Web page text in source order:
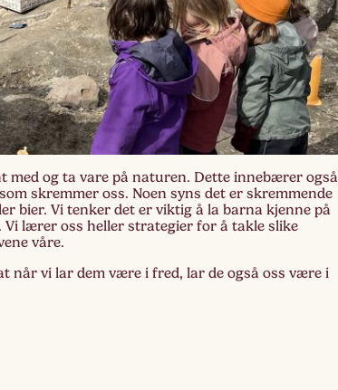
og ta vare på naturen. Dette innebærer også
skremmer oss. Noen syns det er skremmende
bier. Vi tenker det er viktig å la barna kjenne på
Vi lærer oss heller strategier for å takle slike
våre.
når vi lar dem være i fred, lar de også oss være i